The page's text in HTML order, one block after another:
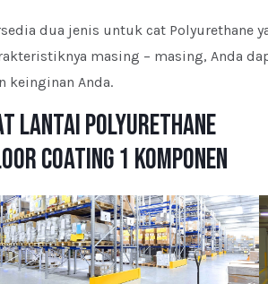
dua jenis untuk cat Polyurethane
masing – masing, Anda
keinginan Anda.
Lantai Polyurethane
Coating 1 Komponen